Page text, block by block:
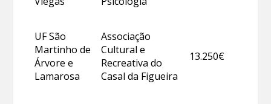
UF São
Martinho de
Árvore e
Lamarosa
Associação
Cultural e
Recreativa do
Casal da Figueira
13.250€